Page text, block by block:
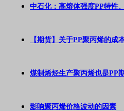
中石化：高熔体强度PP特性
【期货】关于PP聚丙烯的成
煤制烯烃生产聚丙烯也是PP
影响聚丙烯价格波动的因素